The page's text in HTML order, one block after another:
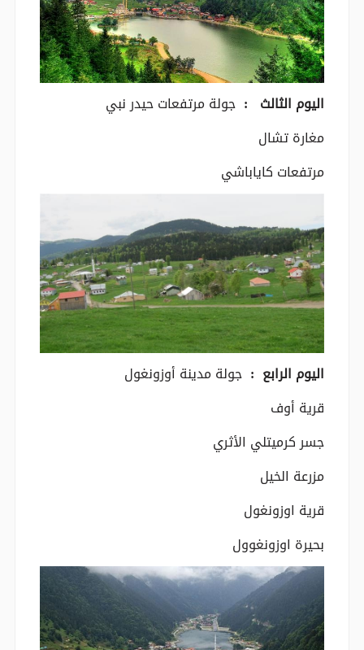
اليوم الثالث : جولة مرتفعات حيدر نبي
مغارة تشال
مرتفعات كاياباشي
اليوم الرابع : جولة مدينة أوزونغول
قرية أوف
جسر كرميتلي الأثري
مزرعة الخيل
قرية اوزونغول
بحيرة اوزونغوول